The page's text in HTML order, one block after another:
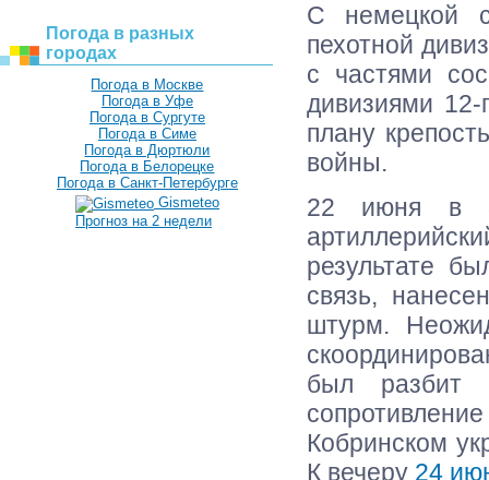
Погода в разных
городах
Погода в Москве
Погода в Уфе
Погода в Сургуте
Погода в Симе
Погода в Дюртюли
Погода в Белорецке
Погода в Санкт-Петербурге
Gismeteo
Прогноз на 2 недели
С немецкой
пехотной
с частями
дивизиями
плану
войны.
22 июня в
результате
связь,
штурм.
был разбит
Кобринском
К вечеру 24